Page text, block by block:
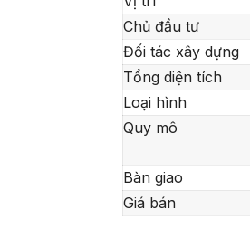
Chủ đầu tư
Đối tác xây dựng
Tổng diện tích
Loại hình
Quy mô
Bàn giao
Giá bán